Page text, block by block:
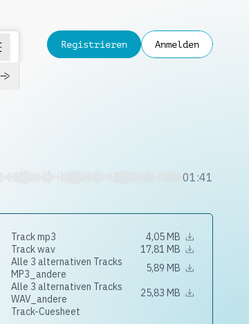
Dokumentation
Registrieren Anmelden
01:41
Track mp3
4,05 MB
Track wav
17,81 MB
Alle 3 alternativen Tracks
MP3_andere
5,89 MB
Alle 3 alternativen Tracks
WAV_andere
25,83 MB
Track-Cuesheet